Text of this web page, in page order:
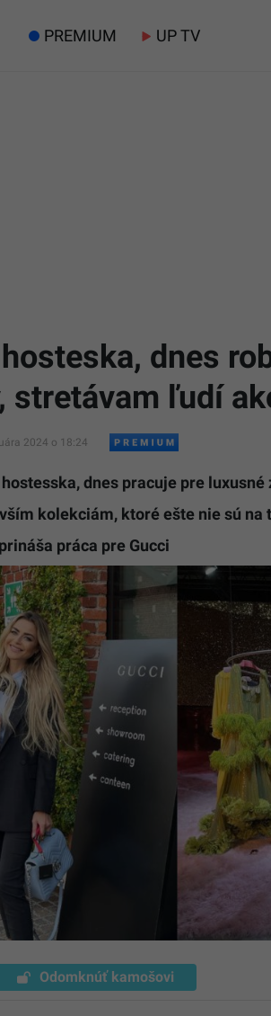
PREMIUM UP TV
dnes
stretávam ľudí
2024 o 18:24
dnes pracuje pre luxusné
kolekciám, ktoré ešte nie sú na
práca pre Gucci
Odomknúť kamošovi